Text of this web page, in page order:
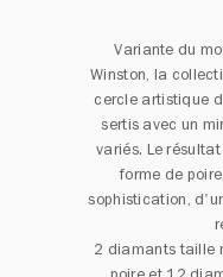
Variante du
Winston, la
cercle artistique
sertis avec un
variés. Le
forme de
sophistication,
2 diamants taille